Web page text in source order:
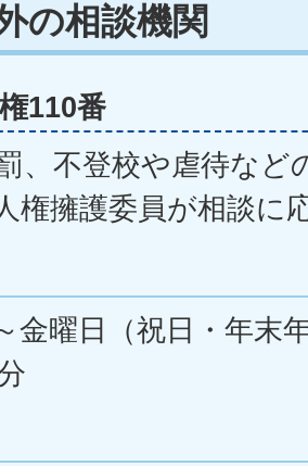
の相談機関
110番
、不登校や虐待など
権擁護委員が相談に
金曜日（祝日・年